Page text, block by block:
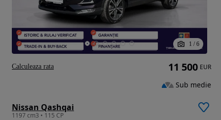
1 / 6
Nissan Qashqai
1197 cm3 • 115 CP
11 500 EUR
Sub medie
Calculeaza rata